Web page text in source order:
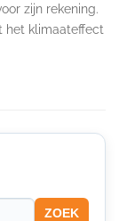
zijn rekening.
het klimaateffect
ZOEK